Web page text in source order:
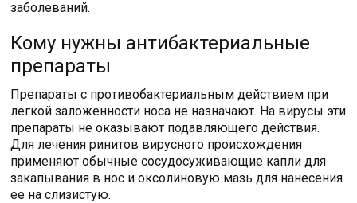
заболеваний.
Кому нужны антибактериальные
препараты
Препараты с противобактериальным действием при
легкой заложенности носа не назначают. На вирусы эти
препараты не оказывают подавляющего действия.
Для лечения ринитов вирусного происхождения
применяют обычные сосудосуживающие капли для
закапывания в нос и оксолиновую мазь для нанесения
ее на слизистую.